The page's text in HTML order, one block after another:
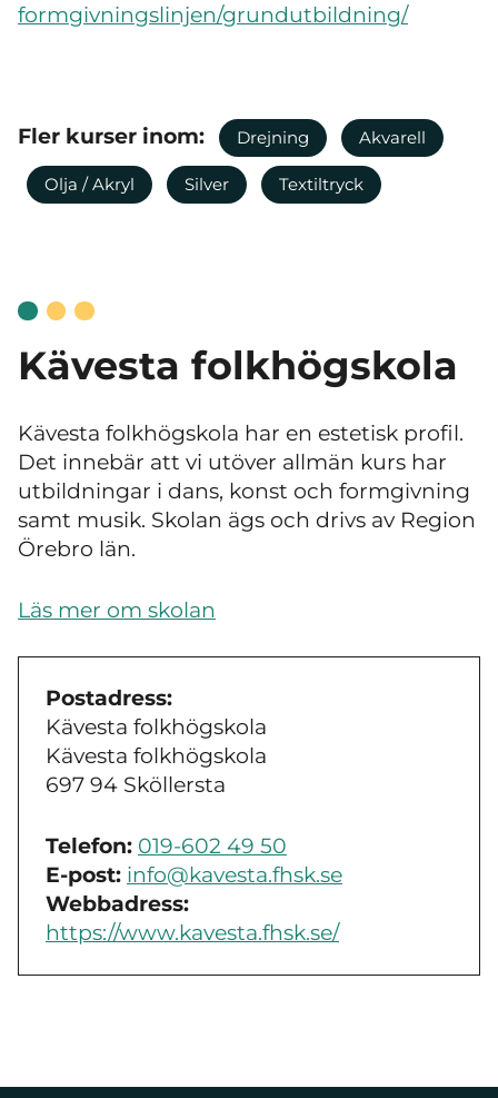
formgivningslinjen/grundutbildning/
Fler kurser inom: Drejning Akvarell
Olja / Akryl Silver Textiltryck
Kävesta folkhögskola
Kävesta folkhögskola har en estetisk profil.
Det innebär att vi utöver allmän kurs har
utbildningar i dans, konst och formgivning
samt musik. Skolan ägs och drivs av Region
Örebro län.
Läs mer om skolan
Postadress:
Kävesta folkhögskola
Kävesta folkhögskola
697 94 Sköllersta
Telefon: 019-602 49 50
E-post: info@kavesta.fhsk.se
Webbadress:
https://www.kavesta.fhsk.se/